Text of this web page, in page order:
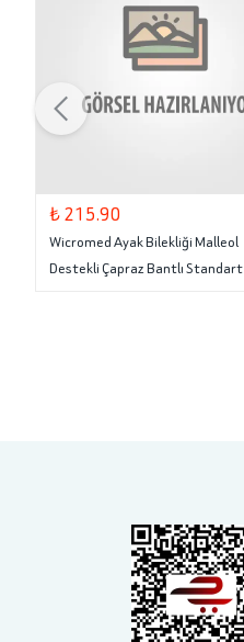
₺ 215.90
Wicromed Ayak Bilekliği Malleol
Destekli Çapraz Bantlı Standart